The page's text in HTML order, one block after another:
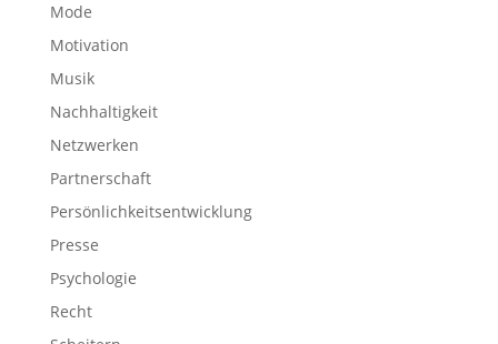
Mode
Motivation
Musik
Nachhaltigkeit
Netzwerken
Partnerschaft
Persönlichkeitsentwicklung
Presse
Psychologie
Recht